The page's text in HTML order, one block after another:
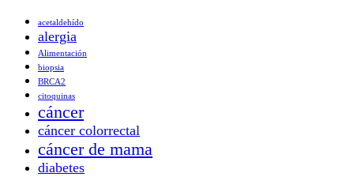
acetaldehído
alergia
Alimentación
biopsia
BRCA2
citoquinas
cáncer
cáncer colorrectal
cáncer de mama
diabetes